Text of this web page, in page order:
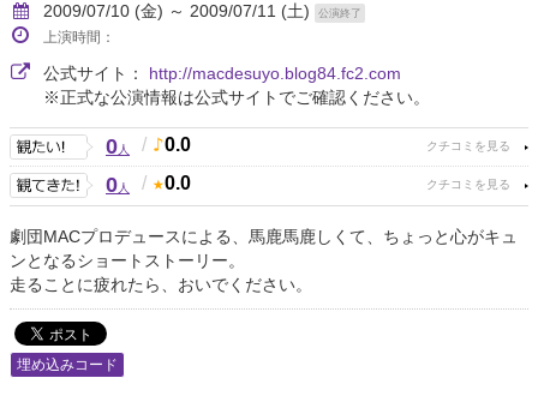
2009/07/10 (金) ～ 2009/07/11 (土)
公演終了
上演時間：
公式サイト： http://macdesuyo.blog84.fc2.com
※正式な公演情報は公式サイトでご確認ください。
0人 / 0.0
0人 / 0.0
劇団MACプロデュースによる、馬鹿馬鹿しくて、ちょっと心がキュ
ンとなるショートストーリー。
走ることに疲れたら、おいでください。
埋め込みコード